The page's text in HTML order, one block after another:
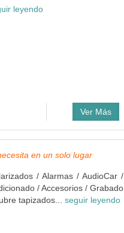
leyendo
Ver Más
en un solo lugar
/ Alarmas / AudioCar /
/ Accesorios / Grabado
tapizados... seguir leyendo